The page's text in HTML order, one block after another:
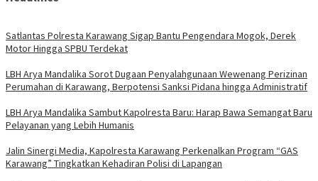
Satlantas Polresta Karawang Sigap Bantu Pengendara Mogok, Derek
Motor Hingga SPBU Terdekat
LBH Arya Mandalika Sorot Dugaan Penyalahgunaan Wewenang Perizinan
Perumahan di Karawang, Berpotensi Sanksi Pidana hingga Administratif
LBH Arya Mandalika Sambut Kapolresta Baru: Harap Bawa Semangat Baru
Pelayanan yang Lebih Humanis
Jalin Sinergi Media, Kapolresta Karawang Perkenalkan Program “GAS
Karawang” Tingkatkan Kehadiran Polisi di Lapangan